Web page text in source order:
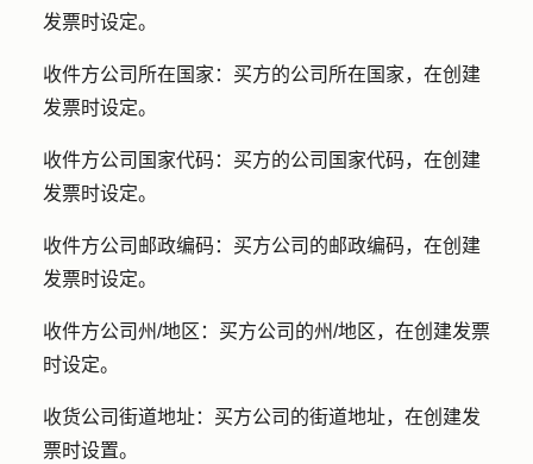
发票时设定。
收件方公司所在国家： 买方的公司所在国家，在创建
发票时设定。
收件方公司国家代码： 买方的公司国家代码，在创建
发票时设定。
收件方公司邮政编码： 买方公司的邮政编码，在创建
发票时设定。
收件方公司州/地区： 买方公司的州/地区，在创建发票
时设定。
收货公司街道地址： 买方公司的街道地址，在创建发
票时设置。